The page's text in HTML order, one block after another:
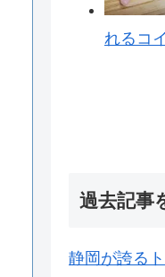
れるコ
過去記事
静岡が誇る